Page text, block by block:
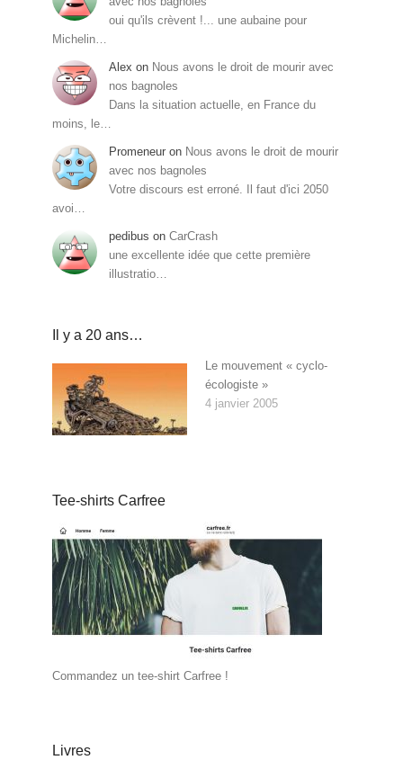
oui qu'ils crèvent !... une aubaine pour
Michelin…
Alex on Nous avons le droit de mourir avec
nos bagnoles
Dans la situation actuelle, en France du
moins, le…
Promeneur on Nous avons le droit de mourir
avec nos bagnoles
Votre discours est erroné. Il faut d'ici 2050
avoi…
pedibus on CarCrash
une excellente idée que cette première
illustratio…
Il y a 20 ans…
Le mouvement « cyclo-
écologiste »
4 janvier 2005
Tee-shirts Carfree
Commandez un tee-shirt Carfree !
Livres